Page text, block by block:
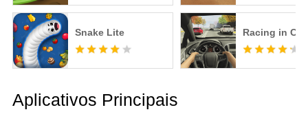
Snake Lite Racing in Car
Aplicativos Principais